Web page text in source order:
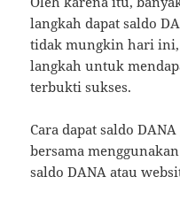
langkah dapat saldo
tidak mungkin hari ini,
langkah untuk
terbukti sukses.
Cara dapat saldo
bersama
saldo DANA atau